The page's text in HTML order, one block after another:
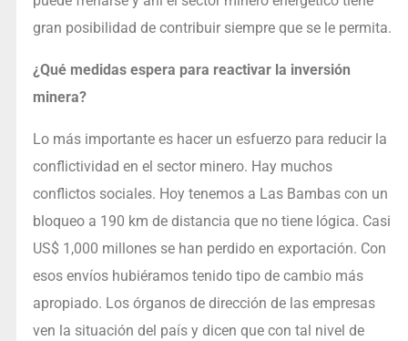
gran posibilidad de contribuir siempre que se le permita.
¿Qué medidas espera para reactivar la inversión
minera?
Lo más importante es hacer un esfuerzo para reducir la
conflictividad en el sector minero. Hay muchos
conflictos sociales. Hoy tenemos a Las Bambas con un
bloqueo a 190 km de distancia que no tiene lógica. Casi
US$ 1,000 millones se han perdido en exportación. Con
esos envíos hubiéramos tenido tipo de cambio más
apropiado. Los órganos de dirección de las empresas
ven la situación del país y dicen que con tal nivel de